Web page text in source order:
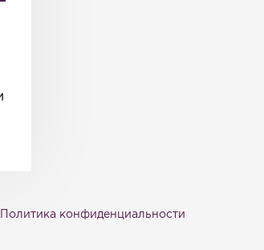
Политика конфиденциальности